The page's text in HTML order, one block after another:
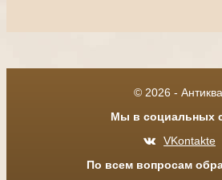
© 2026 -
Мы в социальных
VKontakte
По всем вопросам